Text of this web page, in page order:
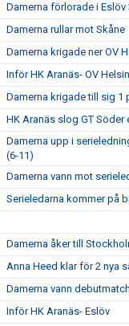
Damerna förlorade i Eslöv
Damerna rullar mot Skåne
Damerna krigade ner OV
Inför HK Aranäs- OV
Damerna krigade till sig 1
HK Aranäs slog GT
Damerna upp i
(6-11)
Damerna vann mot
Serieledarna kommer på
Damerna åker till
Anna Heed klar för 2 nya
Damerna vann
Inför HK Aranäs- Eslöv